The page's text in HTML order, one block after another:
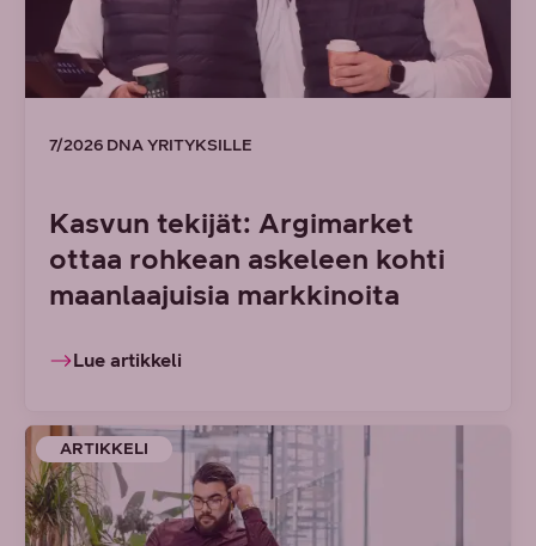
7/2026 DNA YRITYKSILLE
Kasvun tekijät: Argimarket
ottaa rohkean askeleen kohti
maanlaajuisia markkinoita
Lue artikkeli
ARTIKKELI